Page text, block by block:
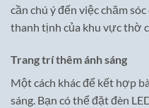
cần chú ý đến việc chăm
thanh tịnh của khu vực thờ
Trang trí thêm ánh sáng
Một cách khác để kết hợp
sáng. Bạn có thể đặt đèn